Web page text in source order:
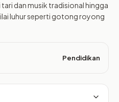
dan musik tradisional hingga
luhur seperti gotong royong
Pendidikan